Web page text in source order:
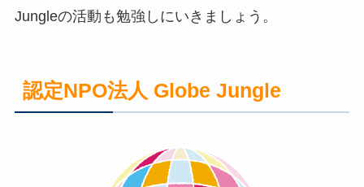
Jungleの活動も勉強しにいきましょう。
認定NPO法人 Globe Jungle